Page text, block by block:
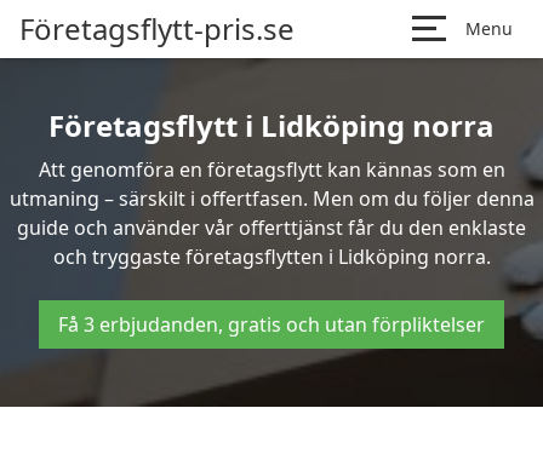
Företagsflytt-pris.se Menu
Företagsflytt i Lidköping norra
Att genomföra en företagsflytt kan kännas som en
utmaning – särskilt i offertfasen. Men om du följer denna
guide och använder vår offerttjänst får du den enklaste
och tryggaste företagsflytten i Lidköping norra.
Få 3 erbjudanden, gratis och utan förpliktelser